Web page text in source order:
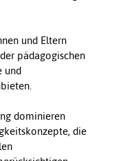
und Eltern
pädagogischen
und
dominieren
die